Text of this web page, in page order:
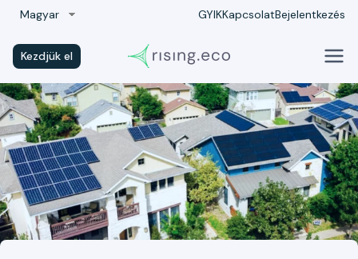
Skip
content
Magyar GYIKKapcsolatBejelentkezés
Kezdjük el